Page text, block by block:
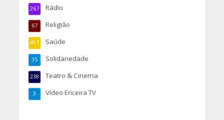
Rádio
267
Religião
67
Saúde
417
Solidariedade
35
Teatro & Cinema
238
Vídeo Ericeira TV
3